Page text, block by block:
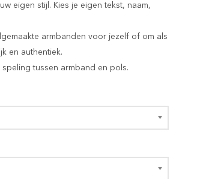
eigen stijl. Kies je eigen tekst, naam,
armbanden voor jezelf of om als
en authentiek.
tussen armband en pols.